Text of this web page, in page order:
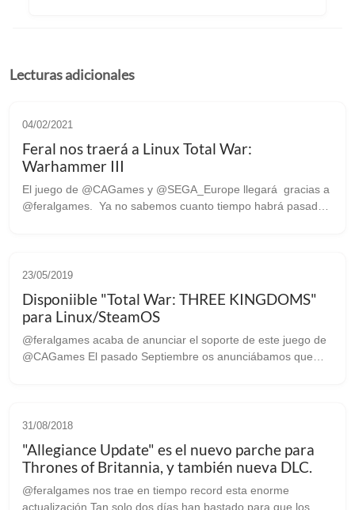
Lecturas adicionales
04/02/2021
Feral nos traerá a Linux Total War:
Warhammer III
El juego de @CAGames y @SEGA_Europe llegará gracias a
@feralgames. Ya no sabemos cuanto tiempo habrá pasado
23/05/2019
Disponiible "Total War: THREE KINGDOMS"
para Linux/SteamOS
@feralgames acaba de anunciar el soporte de este juego de
@CAGames El pasado Septiembre os anunciábamos que
31/08/2018
"Allegiance Update" es el nuevo parche para
Thrones of Britannia, y también nueva DLC.
@feralgames nos trae en tiempo record esta enorme
actualización Tan solo dos días han bastado para que los